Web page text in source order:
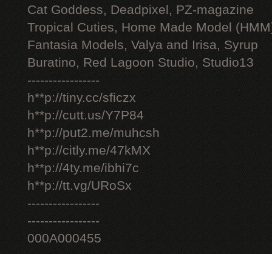
Cat Goddess, Deadpixel, PZ-magazine
Tropical Cuties, Home Made Model
Fantasia Models, Valya and Irisa, Syrup
Buratino, Red Lagoon Studio, Studio13
-----------------
h**p://tiny.cc/sficzx
h**p://cutt.us/Y7P84
h**p://put2.me/muhcsh
h**p://citly.me/47kMX
h**p://4ty.me/ibhi7c
h**p://tt.vg/URoSx
-----------------
-----------------
000A000455